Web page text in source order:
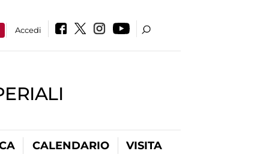
Accedi
CALENDARIO VISITA